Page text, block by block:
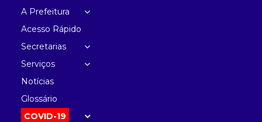
A Prefeitura
Acesso Rápido
Secretarias
Serviços
Notícias
Glossário
COVID-19